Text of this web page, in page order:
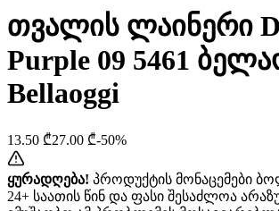
თვალის ლაინერი
Purple 09 5461
Bellaoggi
13.50 ₾27.00 ₾-50%
ყურადღება! პროდუქტის მონაცემები
24+ საათის წინ და ფასი შესაძლოა